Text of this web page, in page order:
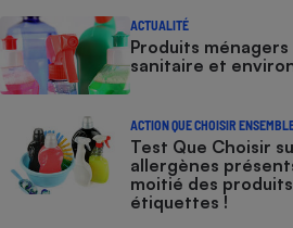
ACTUALITÉ
Produits
sanitaire et
ACTION QUE CHOISIR
Test Que Choisir
allergènes
moitié des
étiquettes !